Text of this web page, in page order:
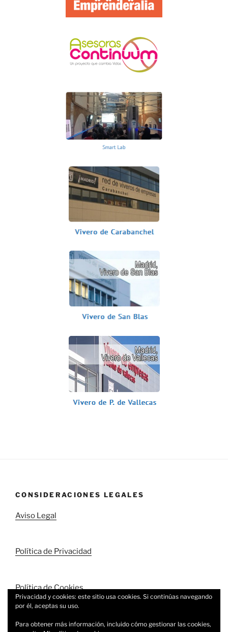
CONSIDERACIONES LEGALES
Aviso Legal
Política de Privacidad
Política de Cookies
Privacidad y cookies: este sitio usa cookies. Si continúas navegando
por él, aceptas su uso.
Para obtener más información, incluido cómo gestionar las cookies,